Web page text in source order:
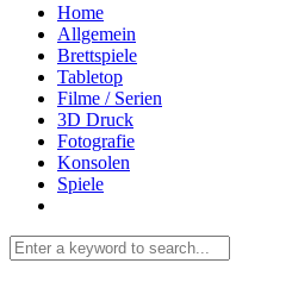
Home
Allgemein
Brettspiele
Tabletop
Filme / Serien
3D Druck
Fotografie
Konsolen
Spiele